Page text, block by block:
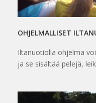
OHJELMALLISET
Iltanuotiolla ohjelma
ja se sisältää pelejä,